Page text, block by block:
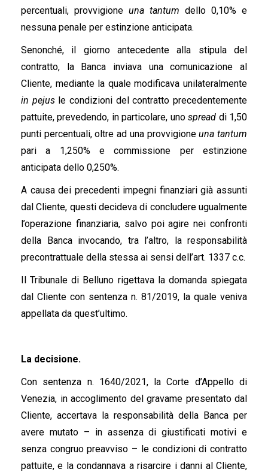
percentuali, provvigione una tantum dello 0,10% e
nessuna penale per estinzione anticipata.
Senonché, il giorno antecedente alla stipula del
contratto, la Banca inviava una comunicazione al
Cliente, mediante la quale modificava unilateralmente
in pejus le condizioni del contratto precedentemente
pattuite, prevedendo, in particolare, unospread di 1,50
punti percentuali, oltre ad una provvigioneuna tantum
pari a 1,250% e commissione per estinzione
anticipata dello 0,250%.
A causa dei precedenti impegni finanziari già assunti
dal Cliente, questi decideva di concludere ugualmente
l’operazione finanziaria, salvo poi agire nei confronti
della Banca invocando, tra l’altro, la responsabilità
precontrattuale della stessa ai sensi dell’art. 1337 c.c.
Il Tribunale di Belluno rigettava la domanda spiegata
dal Cliente con sentenza n. 81/2019, la quale veniva
appellata da quest’ultimo.
La decisione.
Con sentenza n. 1640/2021, la Corte d’Appello di
Venezia, in accoglimento del gravame presentato dal
Cliente, accertava la responsabilità della Banca per
avere mutato – in assenza di giustificati motivi e
senza congruo preavviso – le condizioni di contratto
pattuite, e la condannava a risarcire i danni al Cliente,